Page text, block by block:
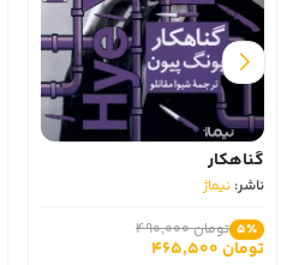
گناهکار
ناشر: نیماژ
5٪ تومان 490,000
تومان 465,500